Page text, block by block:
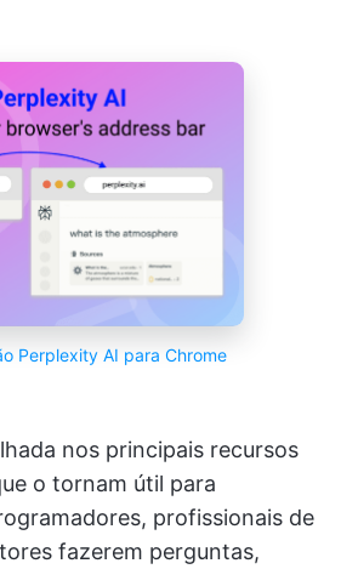
Perplexity AI para Chrome
nos principais recursos
o tornam útil para
profissionais de
fazerem perguntas,